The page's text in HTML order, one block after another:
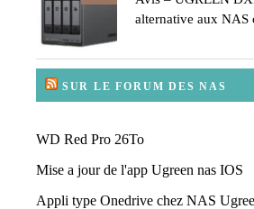
alternative aux NAS
SUR LE FORUM DES NAS
WD Red Pro 26To
Mise a jour de l'app Ugreen nas IOS
Appli type Onedrive chez NAS